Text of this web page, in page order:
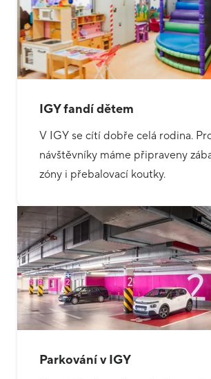
IGY fandí dětem
V IGY se cítí dobře celá rodina.
návštěvníky máme připraveny
zóny i přebalovací koutky.
Parkování v IGY